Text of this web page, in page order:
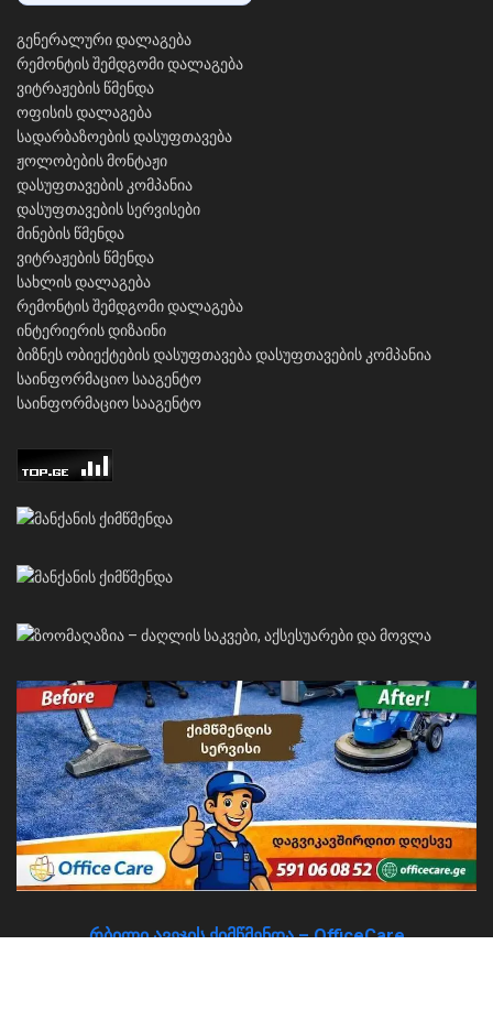
გენერალური დალაგება
რემონტის შემდგომი დალაგება
ვიტრაჟების წმენდა
ოფისის დალაგება
სადარბაზოების დასუფთავება
ჟოლობების მონტაჟი
დასუფთავების კომპანია
დასუფთავების სერვისები
მინების წმენდა
ვიტრაჟების წმენდა
სახლის დალაგება
რემონტის შემდგომი დალაგება
ინტერიერის დიზაინი
ბიზნეს ობიექტების დასუფთავებადასუფთავების კომპანია
საინფორმაციო სააგენტო
საინფორმაციო სააგენტო
რბილი ავეჯის ქიმწმენდა – OfficeCare